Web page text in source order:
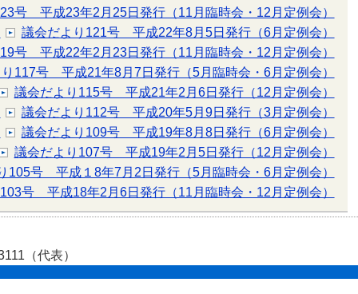
号 平成23年2月25日発行（11月臨時会・12月定例会）
議会だより121号 平成22年8月5日発行（6月定例会）
号 平成22年2月23日発行（11月臨時会・12月定例会）
117号 平成21年8月7日発行（5月臨時会・6月定例会）
議会だより115号 平成21年2月6日発行（12月定例会）
議会だより112号 平成20年5月9日発行（3月定例会）
議会だより109号 平成19年8月8日発行（6月定例会）
議会だより107号 平成19年2月5日発行（12月定例会）
105号 平成１8年7月2日発行（5月臨時会・6月定例会）
号 平成18年2月6日発行（11月臨時会・12月定例会）
（代表）